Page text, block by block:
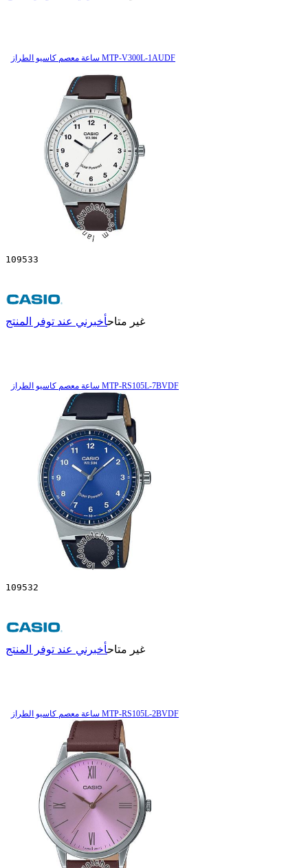
ساعة معصم کاسیو الطراز MTP-V300L-1AUDF
109533
غير متاحأخبرني عند توفر المنتج
ساعة معصم کاسیو الطراز MTP-RS105L-7BVDF
109532
غير متاحأخبرني عند توفر المنتج
ساعة معصم کاسیو الطراز MTP-RS105L-2BVDF